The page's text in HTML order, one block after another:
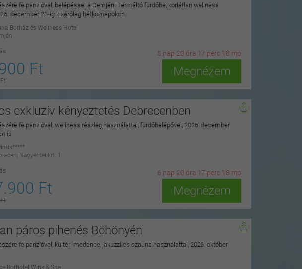
félpanzióval, belépéssel a Demjéni Termáltó fürdőbe, korlátlan wellness
december 23-ig kizárólag hétköznapokon
Borház és Wellness Hotel
5 nap 20 óra 17 perc 16 mp
Ft Megnézem
exkluzív kényeztetés Debrecenben
félpanzióval, wellness részleg használattal, fürdőbelépővel, 2026. december
is
Nagyerdei krt. 1.
6 nap 20 óra 17 perc 16 mp
Ft Megnézem
páros pihenés Böhönyén
félpanzióval, kültéri medence, jakuzzi és szauna használattal, 2026. október
Borhotel Wine & Spa